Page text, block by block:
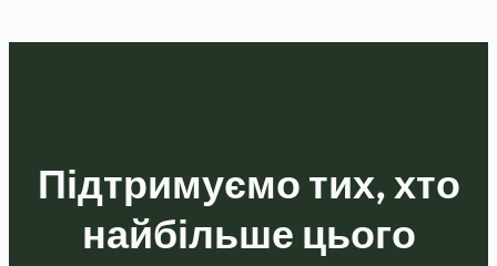
Підтримуємо тих, хто
найбільше цього